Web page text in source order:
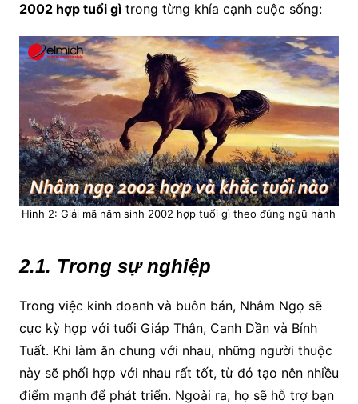
2002 hợp tuổi gìtrong từng khía cạnh cuộc sống:
Hình 2: Giải mã năm sinh 2002 hợp tuổi gì theo đúng ngũ hành
2.1. Trong sự nghiệp
Trong việc kinh doanh và buôn bán, Nhâm Ngọ sẽ
cực kỳ hợp với tuổi Giáp Thân, Canh Dần và Bính
Tuất. Khi làm ăn chung với nhau, những người thuộc
này sẽ phối hợp với nhau rất tốt, từ đó tạo nên nhiều
điểm mạnh để phát triển. Ngoài ra, họ sẽ hỗ trợ bạn